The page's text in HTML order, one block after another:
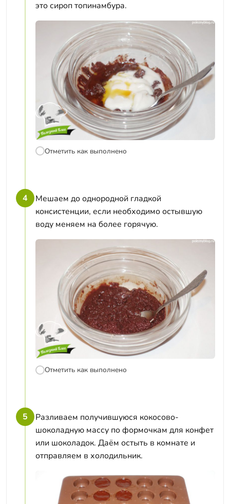
это сироп топинамбура.
Отметить как выполнено
4
Мешаем до однородной гладкой
консистенции, если необходимо остывшую
воду меняем на более горячую.
Отметить как выполнено
5
Разливаем получившуюся кокосово-
шоколадную массу по формочкам для конфет
или шоколадок. Даём остыть в комнате и
отправляем в холодильник.